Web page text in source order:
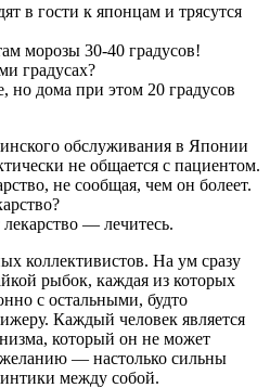
в гости к японцам и трясутся
морозы 30-40 градусов!
градусах?
дома при этом 20 градусов
обслуживания в Японии
не общается с пациентом.
не сообщая, чем он болеет.
— лечитесь.
коллективистов. На ум сразу
рыбок, каждая из которых
с остальными, будто
Каждый человек является
который он не может
— настолько сильны
между собой.